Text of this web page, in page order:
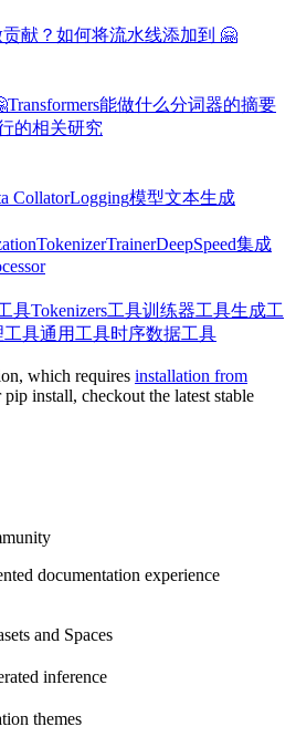
献？ 如何将流水线添加到 🤗
能做什么分词器的摘要
的相关研究
CollatorLogging模型文本生成
TokenizerTrainerDeepSpeed集成
具Tokenizers工具训练器工具生成工
工具通用工具时序数据工具
which requires installation from
install, checkout the latest stable
documentation experience
and Spaces
inference
themes